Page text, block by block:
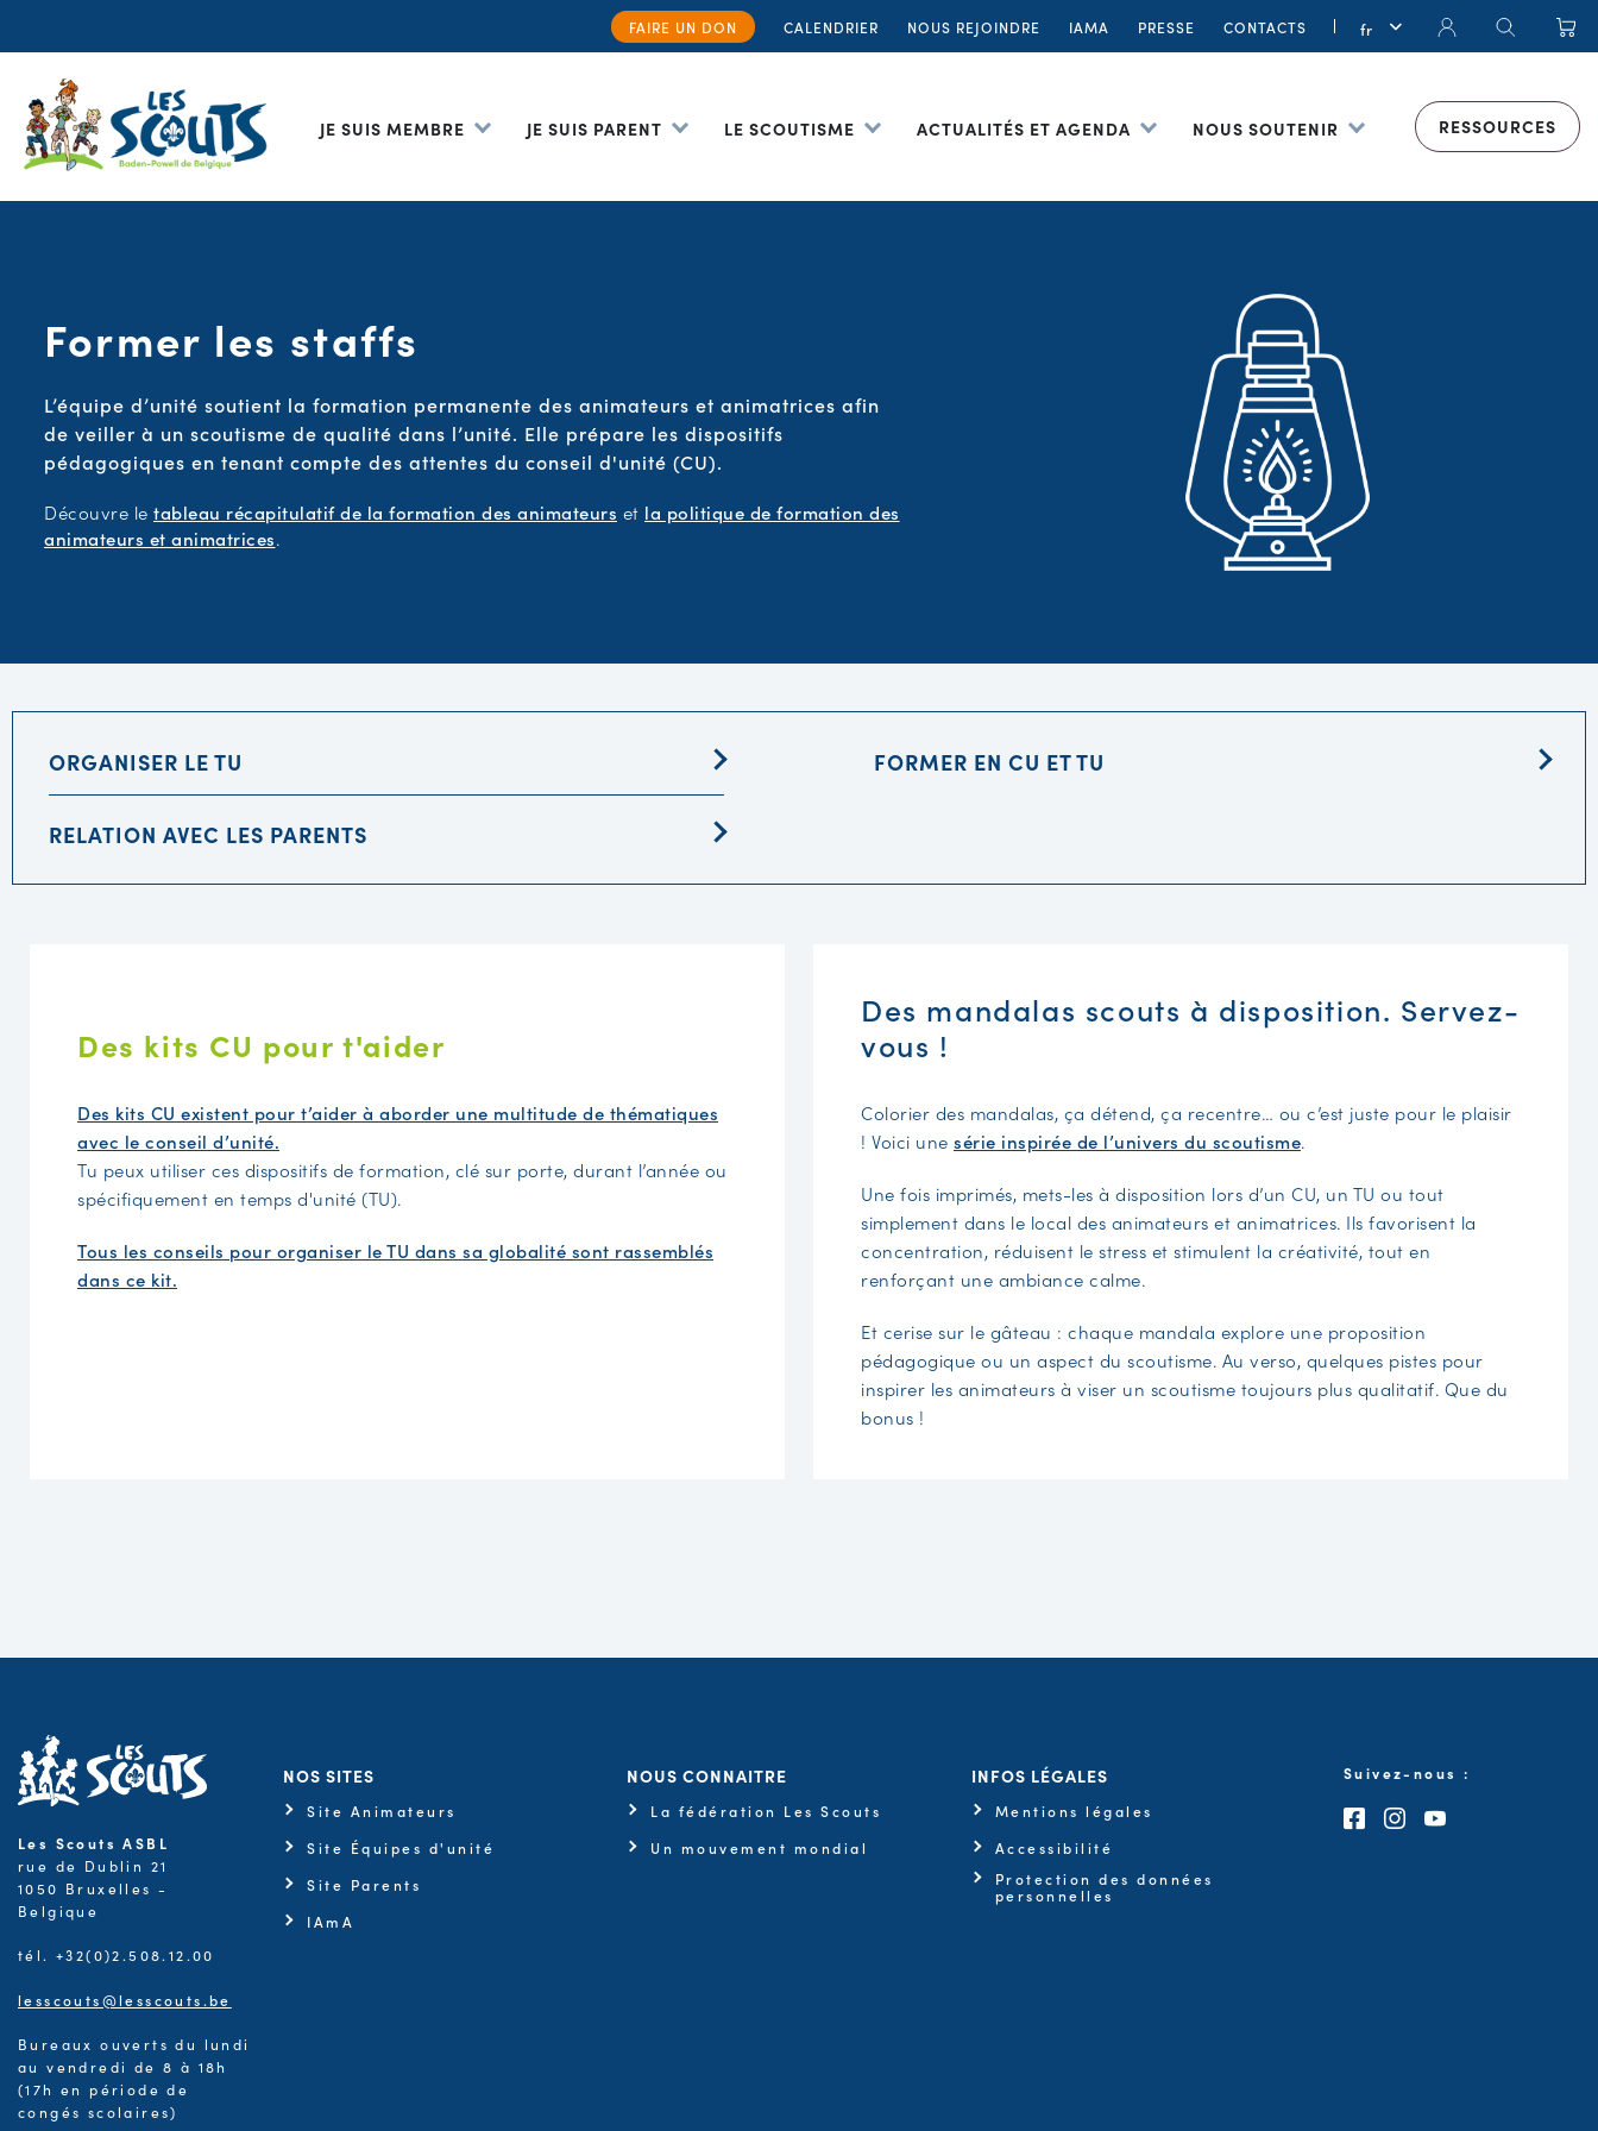
FAIRE UN DON CALENDRIER NOUS REJOINDRE IAMA PRESSE CONTACTS
JE SUIS MEMBRE JE SUIS PARENT LE SCOUTISME ACTUALITÉS ET AGENDA NOUS SOUTENIR RESSOURCES
Former les staffs
L’équipe d’unité soutient la formation permanente des animateurs et animatrices afin
de veiller à un scoutisme de qualité dans l’unité. Elle prépare les dispositifs
pédagogiques en tenant compte des attentes du conseil d'unité (CU).
Découvre le tableau récapitulatif de la formation des animateurs et la politique de formation des
animateurs et animatrices.
ORGANISER LE TU FORMER EN CU ET TU
RELATION AVEC LES PARENTS
Des kits CU pour t'aider
Des kits CU existent pour t’aider à aborder une multitude de thématiques
avec le conseil d’unité.
Tu peux utiliser ces dispositifs de formation, clé sur porte, durant l’année ou
spécifiquement en temps d'unité (TU).
Tous les conseils pour organiser le TU dans sa globalité sont rassemblés
dans ce kit.
Des mandalas scouts à disposition. Servez-
vous !
Colorier des mandalas, ça détend, ça recentre… ou c’est juste pour le plaisir
! Voici une série inspirée de l’univers du scoutisme.
Une fois imprimés, mets-les à disposition lors d’un CU, un TU ou tout
simplement dans le local des animateurs et animatrices. Ils favorisent la
concentration, réduisent le stress et stimulent la créativité, tout en
renforçant une ambiance calme.
Et cerise sur le gâteau : chaque mandala explore une proposition
pédagogique ou un aspect du scoutisme. Au verso, quelques pistes pour
inspirer les animateurs à viser un scoutisme toujours plus qualitatif. Que du
bonus !
Les Scouts ASBL
rue de Dublin 21
1050 Bruxelles -
Belgique
tél. +32(0)2.508.12.00
lesscouts@lesscouts.be
Bureaux ouverts du lundi
au vendredi de 8 à 18h
(17h en période de
congés scolaires)
NOS SITES
Site Animateurs
Site Équipes d'unité
Site Parents
IAmA
NOUS CONNAITRE
La fédération Les Scouts
Un mouvement mondial
INFOS LÉGALES
Mentions légales
Accessibilité
Protection des données
personnelles
Suivez-nous :
Consultez notre page
Consultez notre
Consultez